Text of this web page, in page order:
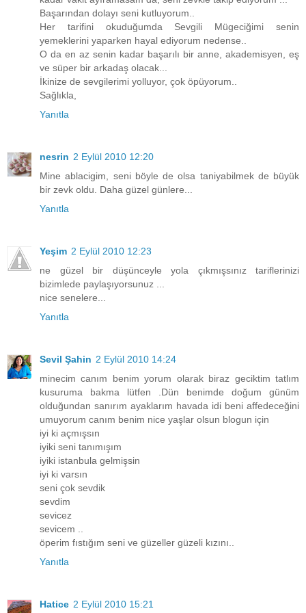
Başarından dolayı seni kutluyorum..
Her tarifini okuduğumda Sevgili Mügeciğimi senin
yemeklerini yaparken hayal ediyorum nedense..
O da en az senin kadar başarılı bir anne, akademisyen, eş
ve süper bir arkadaş olacak...
İkinize de sevgilerimi yolluyor, çok öpüyorum..
Sağlıkla,
Yanıtla
nesrin 2 Eylül 2010 12:20
Mine ablacigim, seni böyle de olsa taniyabilmek de büyük
bir zevk oldu. Daha güzel günlere...
Yanıtla
Yeşim 2 Eylül 2010 12:23
ne güzel bir düşünceyle yola çıkmışsınız tariflerinizi
bizimlede paylaşıyorsunuz ...
nice senelere...
Yanıtla
Sevil Şahin 2 Eylül 2010 14:24
minecim canım benim yorum olarak biraz geciktim tatlım
kusuruma bakma lütfen .Dün benimde doğum günüm
olduğundan sanırım ayaklarım havada idi beni affedeceğini
umuyorum canım benim nice yaşlar olsun blogun için
iyi ki açmışsın
iyiki seni tanımışım
iyiki istanbula gelmişsin
iyi ki varsın
seni çok sevdik
sevdim
sevicez
sevicem ..
öperim fıstığım seni ve güzeller güzeli kızını..
Yanıtla
Hatice 2 Eylül 2010 15:21